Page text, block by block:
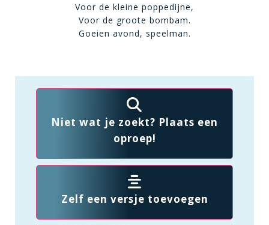
Voor de kleine poppedijne,
Voor de groote bombam.
Goeien avond, speelman.
Niet wat je zoekt? Plaats een
oproep!
Zelf een versje toevoegen